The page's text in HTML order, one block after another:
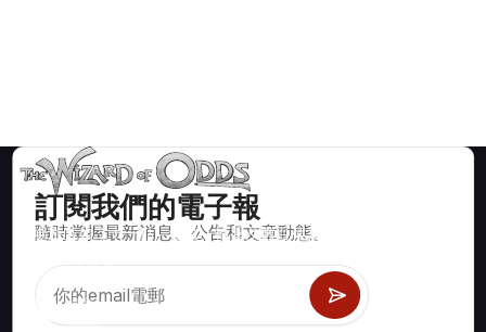
訂閱我們的電子報
隨時掌握最新消息、公告和文章動態。
賭場遊戲如二十一點、骰寶、輪盤及數百種其他可玩遊戲的數學